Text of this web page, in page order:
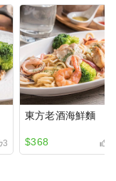
3
東方老酒海鮮麵
$368